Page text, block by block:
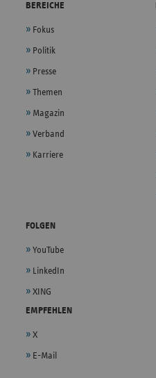
BEREICHE
Fokus
Politik
Presse
Themen
Magazin
Verband
Karriere
FOLGEN
YouTube
LinkedIn
XING
EMPFEHLEN
X
E-Mail